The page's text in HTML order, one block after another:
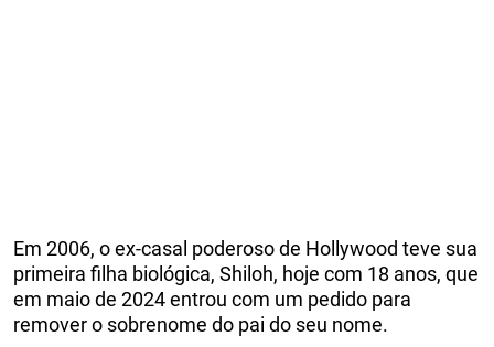
Em 2006, o ex-casal poderoso de Hollywood teve sua
primeira filha biológica, Shiloh, hoje com 18 anos, que
em maio de 2024 entrou com um pedido para
remover o sobrenome do pai do seu nome.